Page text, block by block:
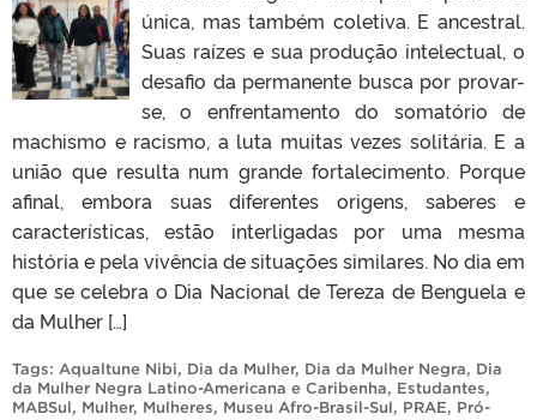
única, mas também coletiva. E ancestral.
Suas raízes e sua produção intelectual, o
desafio da permanente busca por provar-
se, o enfrentamento do somatório de
machismo e racismo, a luta muitas vezes solitária. E a
união que resulta num grande fortalecimento. Porque
afinal, embora suas diferentes origens, saberes e
características, estão interligadas por uma mesma
história e pela vivência de situações similares. No dia em
que se celebra o Dia Nacional de Tereza de Benguela e
da Mulher […]
Tags: Aqualtune Nibi, Dia da Mulher, Dia da Mulher Negra, Dia
da Mulher Negra Latino-Americana e Caribenha, Estudantes,
MABSul, Mulher, Mulheres, Museu Afro-Brasil-Sul, PRAE, Pró-